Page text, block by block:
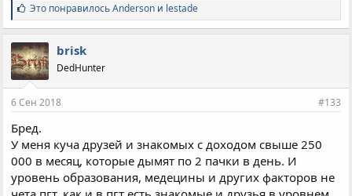
С
и
м
п
а
т
и
:
Это понравилосьAnderson и lestade
brisk
DedHunter
6 Сен 2018 #133
Бред.
У меня куча друзей и знакомых с доходом свыше 250
000 в месяц, которые дымят по 2 пачки в день. И
уровень образования, медецины и других факторов не